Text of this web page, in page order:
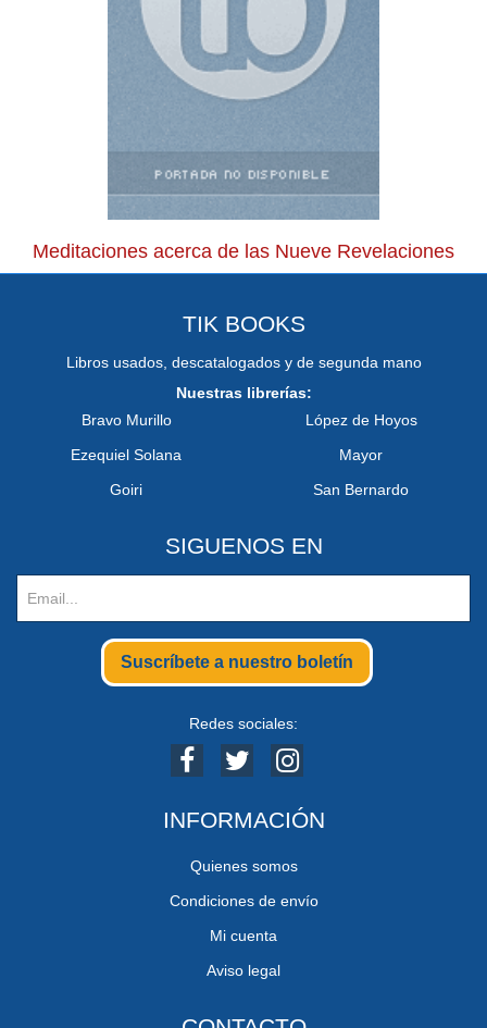
Meditaciones acerca de las Nueve Revelaciones
TIK BOOKS
Libros usados, descatalogados y de segunda mano
Nuestras librerías:
Bravo Murillo
Ezequiel Solana
Goiri
López de Hoyos
Mayor
San Bernardo
SIGUENOS EN
Suscríbete a nuestro boletín
Redes sociales:
INFORMACIÓN
Quienes somos
Condiciones de envío
Mi cuenta
Aviso legal